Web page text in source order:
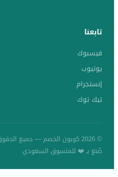
تابعنا
فيسبوك
يوتيوب
إنستجرام
تيك توك
© 2026 كوبون الخصم — جميع الحقوق محفوظة
صُنع بـ ❤️ للمتسوق السعودي